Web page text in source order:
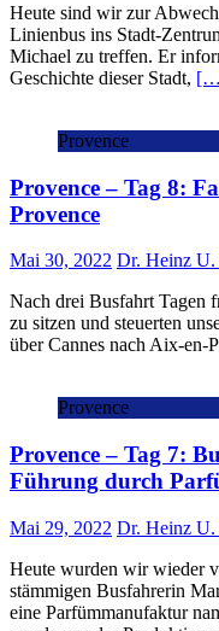
Heute sind wir zur
Linienbus ins Stadt-
Michael zu treffen. Er
Geschichte dieser Stadt,
Provence
Provence – Tag 8:
Provence
Mai 30, 2022 Dr. Heinz U.
Nach drei Busfahrt Tagen
zu sitzen und steuerten
über Cannes nach Aix-en-
Provence
Provence – Tag 7:
Führung durch
Mai 29, 2022 Dr. Heinz U.
Heute wurden wir wieder
stämmigen Busfahrerin
eine Parfümmanufaktur